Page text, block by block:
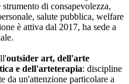
di consapevolezza,
salute pubblica, welfare
è attiva dal 2017, ha sede a
outsider art, dell'arte
e dell'arteterapia: discipline
da un'attenzione particolare a